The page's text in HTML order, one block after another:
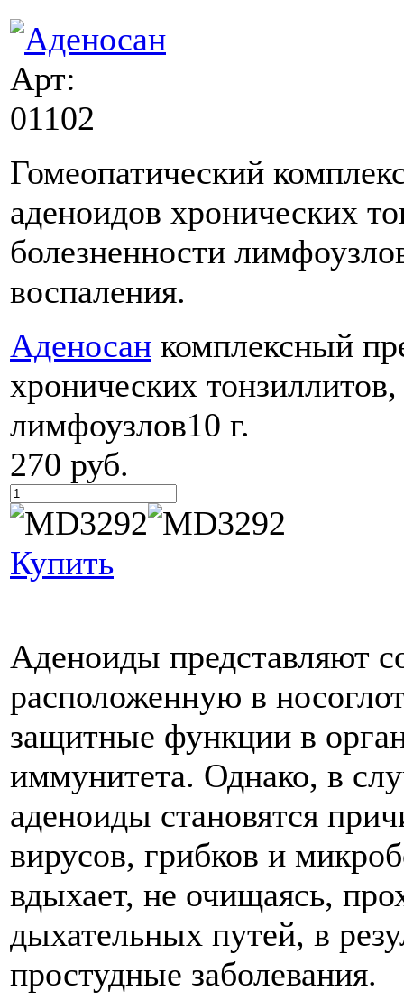
Арт:
01102
Гомеопатический
аденоидов хронических
болезненности
воспаления.
Аденосан комплексный
хронических
лимфоузлов10 г.
270 руб.
Купить
Аденоиды представляют
расположенную в
защитные функции в
иммунитета. Однако, в
аденоиды становятся
вирусов, грибков и
вдыхает, не очищаясь,
дыхательных путей, в
простудные заболевания.